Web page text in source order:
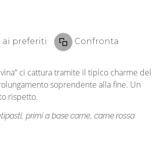
preferiti Confronta
ci cattura tramite il tipico charme del
soprendente alla fine. Un
rispetto.
primi a base carne, carne rossa